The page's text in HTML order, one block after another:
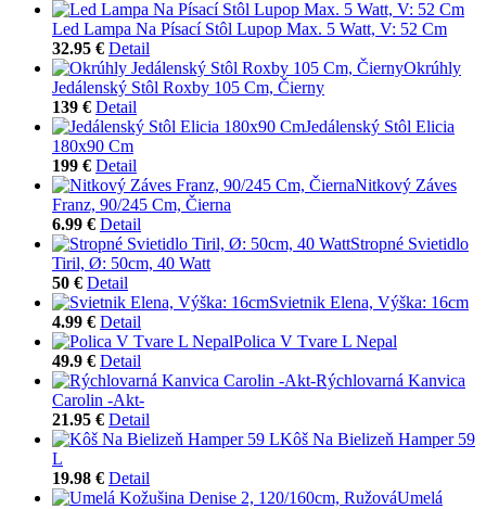
Led Lampa Na Písací Stôl Lupop Max. 5 Watt, V: 52 Cm
32.95 € Detail
Okrúhly
Jedálenský Stôl Roxby 105 Cm, Čierny
139 € Detail
Jedálenský Stôl Elicia
180x90 Cm
199 € Detail
Nitkový Záves
Franz, 90/245 Cm, Čierna
6.99 € Detail
Stropné Svietidlo
Tiril, Ø: 50cm, 40 Watt
50 € Detail
Svietnik Elena, Výška: 16cm
4.99 € Detail
Polica V Tvare L Nepal
49.9 € Detail
Rýchlovarná Kanvica
Carolin -Akt-
21.95 € Detail
Kôš Na Bielizeň Hamper 59
L
19.98 € Detail
Umelá